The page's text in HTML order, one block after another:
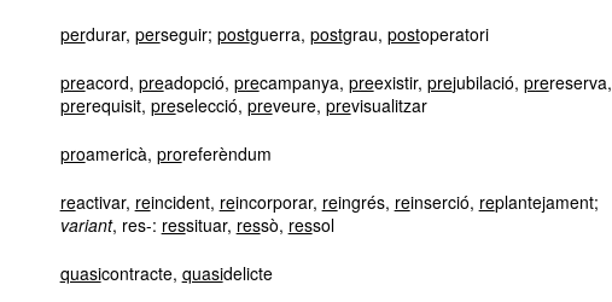
perdurar, perseguir; postguerra, postgrau, postoperatori
preacord, preadopció, precampanya, preexistir, prejubilació, prereserva,
prerequisit, preselecció, preveure, previsualitzar
proamericà, proreferèndum
reactivar, reincident, reincorporar, reingrés, reinserció, replantejament;
variant, res-: ressituar, ressò, ressol
quasicontracte, quasidelicte